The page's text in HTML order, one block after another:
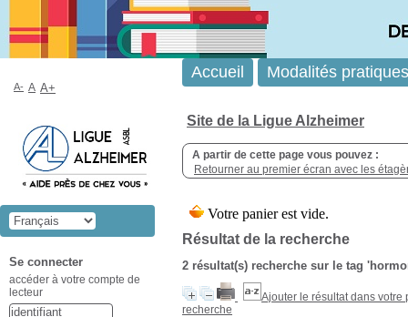
Site de la Ligue Alzheimer
A partir de cette page vous pouvez :
Retourner au premier écran avec les
Résultat de la recherche
2 résultat(s) recherche sur le tag
Ajouter le résultat dans votre
recherche
Accueil Modalités pratiques
A- A A+
Se connecter
accéder à votre compte de
lecteur